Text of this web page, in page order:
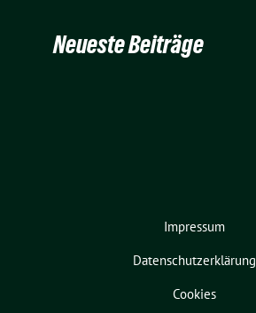
Neueste Beiträge
Impressum
Datenschutzerklärung
Cookies